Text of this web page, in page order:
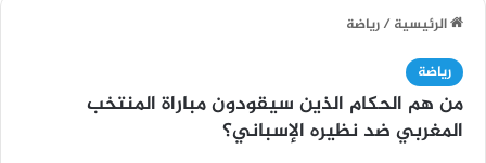
الرئيسية/رياضة
رياضة
من هم الحكام الذين سيقودون مباراة المنتخب
المغربي ضد نظيره الإسباني؟